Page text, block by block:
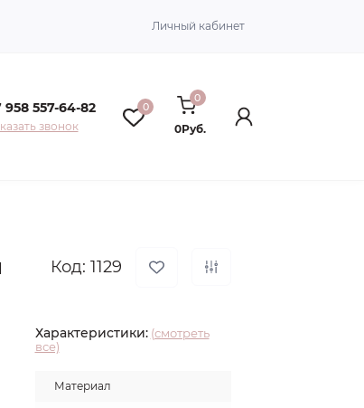
Личный кабинет
958 557-64-82
звонок
0
0
0Руб.
Код: 1129
Характеристики: (смотреть
все)
Материал